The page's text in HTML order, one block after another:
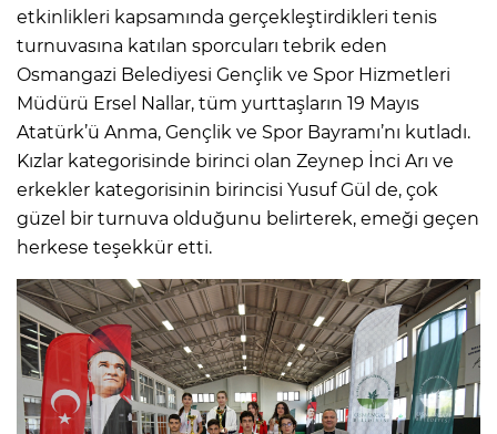
etkinlikleri kapsamında gerçekleştirdikleri tenis
turnuvasına katılan sporcuları tebrik eden
Osmangazi Belediyesi Gençlik ve Spor Hizmetleri
Müdürü Ersel Nallar, tüm yurttaşların 19 Mayıs
Atatürk’ü Anma, Gençlik ve Spor Bayramı’nı kutladı.
Kızlar kategorisinde birinci olan Zeynep İnci Arı ve
erkekler kategorisinin birincisi Yusuf Gül de, çok
güzel bir turnuva olduğunu belirterek, emeği geçen
herkese teşekkür etti.